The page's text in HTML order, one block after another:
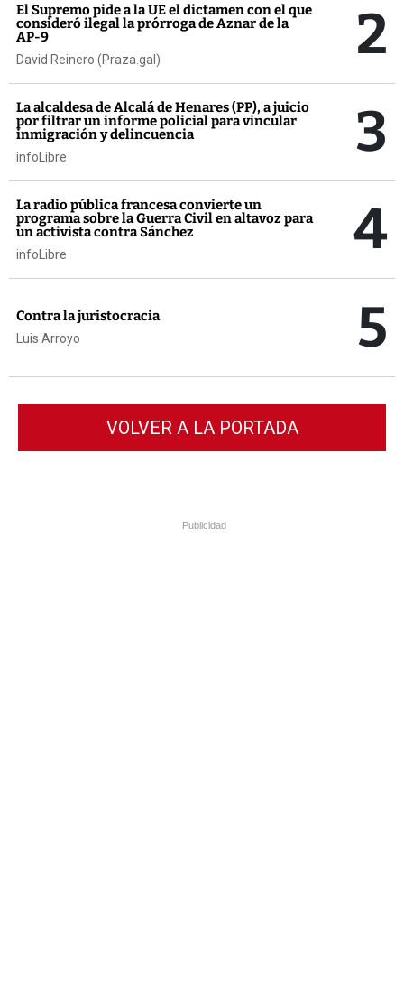
El Supremo pide a la UE el dictamen con el que
consideró ilegal la prórroga de Aznar de la
AP-9
David Reinero (Praza.gal) 2
La alcaldesa de Alcalá de Henares (PP), a juicio
por filtrar un informe policial para vincular
inmigración y delincuencia
infoLibre 3
La radio pública francesa convierte un
programa sobre la Guerra Civil en altavoz para
un activista contra Sánchez
infoLibre 4
Contra la juristocracia
Luis Arroyo 5
VOLVER A LA PORTADA
Publicidad